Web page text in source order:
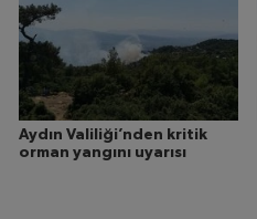
Aydın Valiliği’nden kritik
orman yangını uyarısı